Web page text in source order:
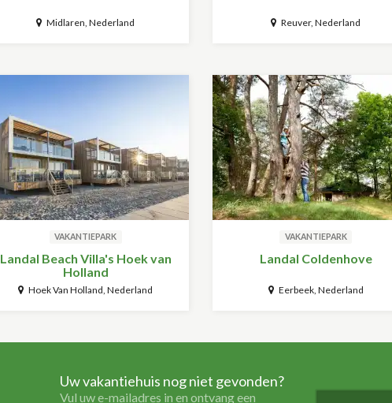
Midlaren, Nederland Reuver, Nederland
VAKANTIEPARK
Landal Beach Villa's Hoek van
Holland
Hoek Van Holland, Nederland
VAKANTIEPARK
Landal Coldenhove
Eerbeek, Nederland
Uw vakantiehuis nog niet gevonden?
Vul uw e-mailadres in en ontvang een